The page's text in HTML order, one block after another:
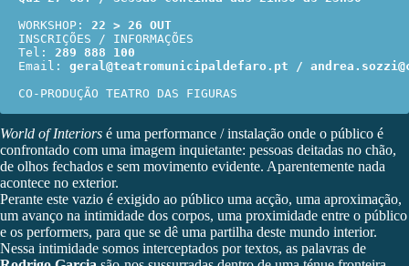
WORKSHOP: 22 > 26 OUT
INSCRIÇÕES / INFORMAÇÕES
Tel: 289 888 100
Email: geral@teatromunicipaldefaro.pt /
CO-PRODUÇÃO TEATRO DAS FIGURAS
World of Interiors é uma performance / instalação onde o público é
confrontado com uma imagem inquietante: pessoas deitadas no chão,
de olhos fechados e sem movimento evidente. Aparentemente nada
acontece no exterior.
Perante este vazio é exigido ao público uma acção, uma aproximação,
um avanço na intimidade dos corpos, uma proximidade entre o público
e os performers, para que se dê uma partilha deste mundo interior.
Nessa intimidade somos interceptados por textos, as palavras de